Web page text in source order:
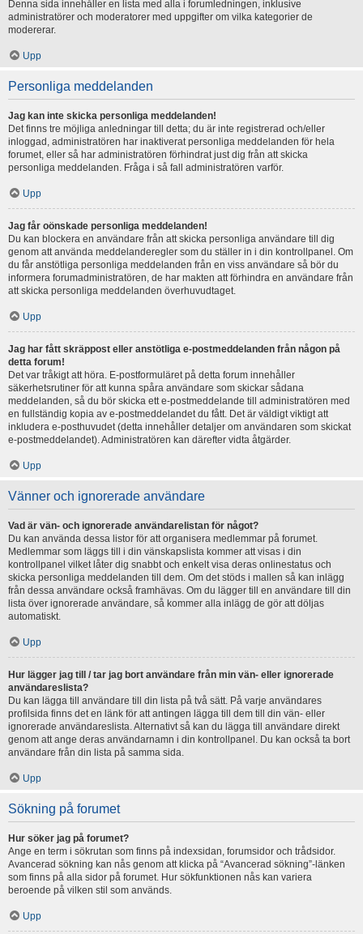
Denna sida innehåller en lista med alla i forumledningen, inklusive
administratörer och moderatorer med uppgifter om vilka kategorier de
modererar.
Upp
Personliga meddelanden
Jag kan inte skicka personliga meddelanden!
Det finns tre möjliga anledningar till detta; du är inte registrerad och/eller
inloggad, administratören har inaktiverat personliga meddelanden för hela
forumet, eller så har administratören förhindrat just dig från att skicka
personliga meddelanden. Fråga i så fall administratören varför.
Upp
Jag får oönskade personliga meddelanden!
Du kan blockera en användare från att skicka personliga användare till dig
genom att använda meddelanderegler som du ställer in i din kontrollpanel. Om
du får anstötliga personliga meddelanden från en viss användare så bör du
informera forumadministratören, de har makten att förhindra en användare från
att skicka personliga meddelanden överhuvudtaget.
Upp
Jag har fått skräppost eller anstötliga e-postmeddelanden från någon på
detta forum!
Det var tråkigt att höra. E-postformuläret på detta forum innehåller
säkerhetsrutiner för att kunna spåra användare som skickar sådana
meddelanden, så du bör skicka ett e-postmeddelande till administratören med
en fullständig kopia av e-postmeddelandet du fått. Det är väldigt viktigt att
inkludera e-posthuvudet (detta innehåller detaljer om användaren som skickat
e-postmeddelandet). Administratören kan därefter vidta åtgärder.
Upp
Vänner och ignorerade användare
Vad är vän- och ignorerade användarelistan för något?
Du kan använda dessa listor för att organisera medlemmar på forumet.
Medlemmar som läggs till i din vänskapslista kommer att visas i din
kontrollpanel vilket låter dig snabbt och enkelt visa deras onlinestatus och
skicka personliga meddelanden till dem. Om det stöds i mallen så kan inlägg
från dessa användare också framhävas. Om du lägger till en användare till din
lista över ignorerade användare, så kommer alla inlägg de gör att döljas
automatiskt.
Upp
Hur lägger jag till / tar jag bort användare från min vän- eller ignorerade
användareslista?
Du kan lägga till användare till din lista på två sätt. På varje användares
profilsida finns det en länk för att antingen lägga till dem till din vän- eller
ignorerade användareslista. Alternativt så kan du lägga till användare direkt
genom att ange deras användarnamn i din kontrollpanel. Du kan också ta bort
användare från din lista på samma sida.
Upp
Sökning på forumet
Hur söker jag på forumet?
Ange en term i sökrutan som finns på indexsidan, forumsidor och trådsidor.
Avancerad sökning kan nås genom att klicka på “Avancerad sökning”-länken
som finns på alla sidor på forumet. Hur sökfunktionen nås kan variera
beroende på vilken stil som används.
Upp